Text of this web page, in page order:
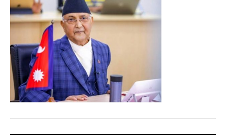
छोटे उद्योगों, स्टार्टअप और
रोजगार बढ़ाने पर सहमति
focus:outline-none has-data-
writing-block:pointer-events-
none <&:has()>*>:pointer-